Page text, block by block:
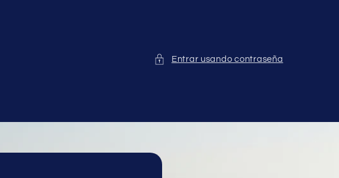
Entrar usando contraseña